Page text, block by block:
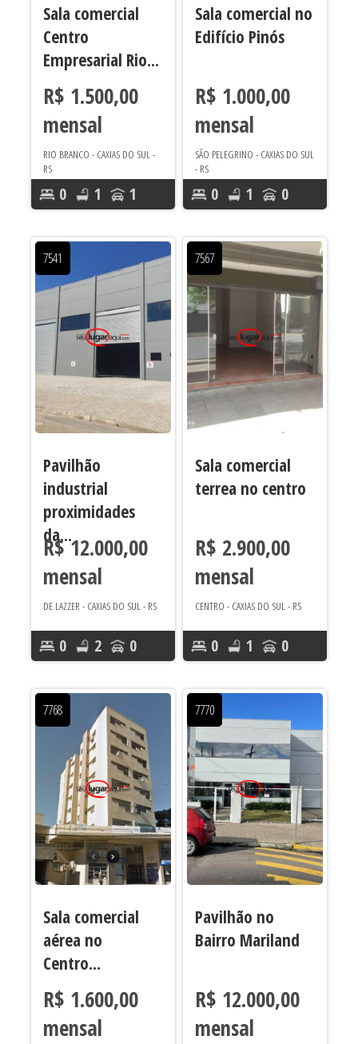
Sala comercial
Centro
Empresarial Rio...
R$ 1.500,00
mensal
RIO BRANCO - CAXIAS DO SUL -
RS
0 1 1
Sala comercial no
Edifício Pinós
R$ 1.000,00
mensal
SÃO PELEGRINO - CAXIAS DO SUL
- RS
0 1 0
7541
Pavilhão
industrial
proximidades
da...
R$ 12.000,00
mensal
DE LAZZER - CAXIAS DO SUL - RS
0 2 0
7567
Sala comercial
terrea no centro
R$ 2.900,00
mensal
CENTRO - CAXIAS DO SUL - RS
0 1 0
7768
Sala comercial
aérea no
Centro...
R$ 1.600,00
mensal
7770
Pavilhão no
Bairro Mariland
R$ 12.000,00
mensal